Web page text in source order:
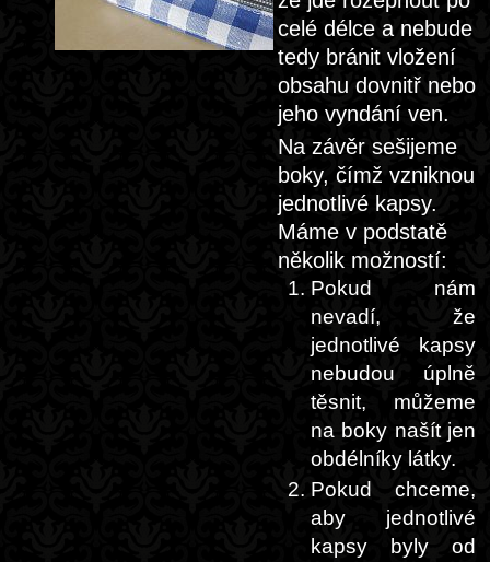
celé délce a nebude
tedy bránit vložení
obsahu dovnitř nebo
jeho vyndání ven.
Na závěr sešijeme
boky, čímž vzniknou
jednotlivé kapsy.
Máme v podstatě
několik možností:
Pokud nám
nevadí, že
jednotlivé kapsy
nebudou úplně
těsnit, můžeme
na boky našít jen
obdélníky látky.
Pokud chceme,
aby jednotlivé
kapsy byly od